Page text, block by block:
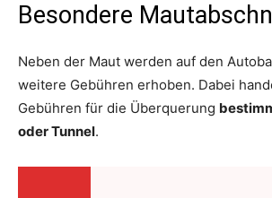
Besondere
Neben der Maut werden auf den
weitere Gebühren erhoben. Dabei
Gebühren für die Überquerung
oder Tunnel.